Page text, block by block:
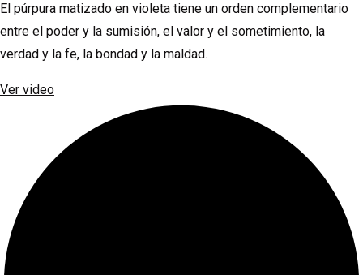
El púrpura matizado en violeta tiene un orden complementario
entre el poder y la sumisión, el valor y el sometimiento, la
verdad y la fe, la bondad y la maldad.
Ver video